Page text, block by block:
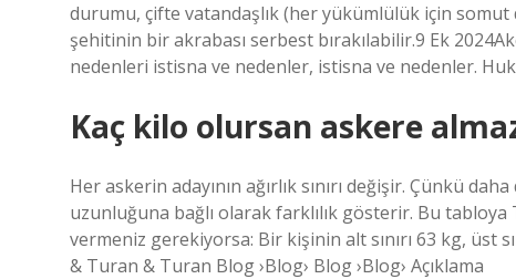
durumu, çifte vatandaşlık (her yükümlülük için
şehitinin bir akrabası serbest bırakılabilir.9 Ek
nedenleri istisna ve nedenler, istisna ve nedenler.
Kaç kilo olursan askere
Her askerin adayının ağırlık sınırı değişir. Çünkü daha
uzunluğuna bağlı olarak farklılık gösterir. Bu tabloya
vermeniz gerekiyorsa: Bir kişinin alt sınırı 63 kg, üst
& Turan & Turan Blog ›Blog› Blog ›Blog› Açıklama